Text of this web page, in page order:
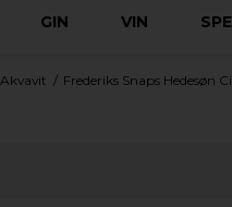
GIN VIN
Akvavit / Frederiks Snaps Hedesøn